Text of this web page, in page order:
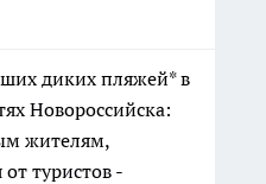
диких пляжей* в
Новороссийска:
жителям,
от туристов -